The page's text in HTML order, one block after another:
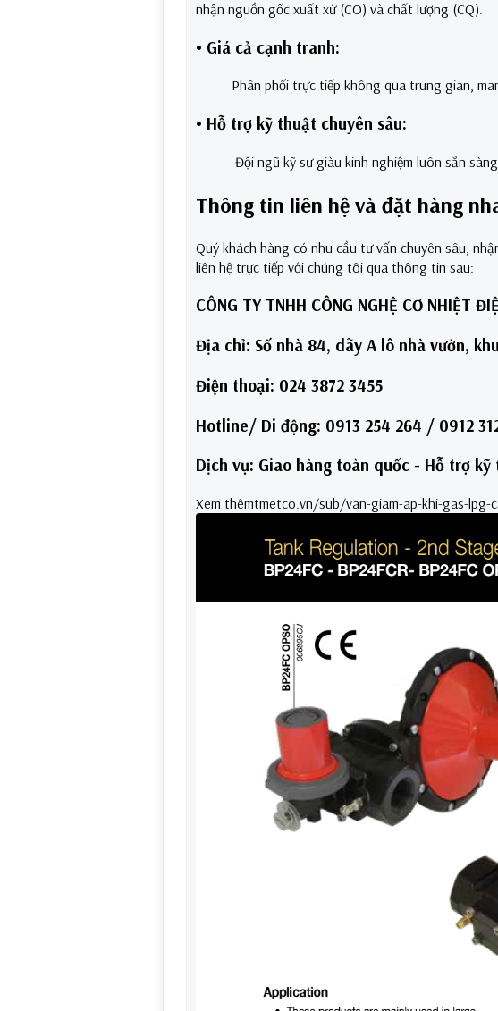
nhận nguồn gốc xuất xứ (CO) và chất lượng (CQ).
• Giá cả cạnh tranh:
Phân phối trực tiếp không qua trung gian,
• Hỗ trợ kỹ thuật chuyên sâu:
Đội ngũ kỹ sư giàu kinh nghiệm luôn sẵn sàng
Thông tin liên hệ và đặt hàng
Quý khách hàng có nhu cầu tư vấn chuyên sâu,
liên hệ trực tiếp với chúng tôi qua thông tin sau:
CÔNG TY TNHH CÔNG NGHỆ CƠ NHIỆT
Địa chỉ: Số nhà 84, dãy A lô nhà vườn,
Điện thoại: 024 3872 3455
Hotline/ Di động: 0913 254 264 / 0912
Dịch vụ: Giao hàng toàn quốc - Hỗ trợ
Xem thêmtmetco.vn/sub/van-giam-ap-khi-gas-lpg-